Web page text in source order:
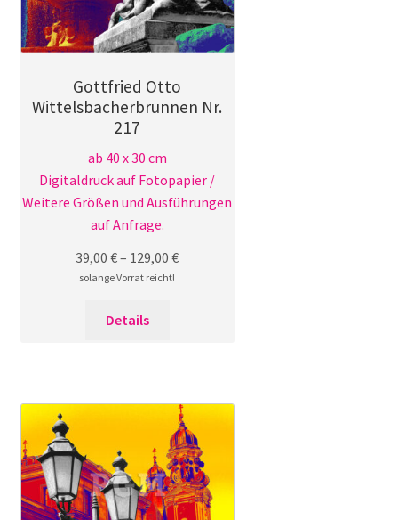
Gottfried Otto
Wittelsbacherbrunnen Nr.
217
ab 40 x 30 cm
Digitaldruck auf Fotopapier /
Weitere Größen und Ausführungen
auf Anfrage.
39,00€– 129,00€
solange Vorrat reicht!
Details
auf.
Die
Optionen
können
auf